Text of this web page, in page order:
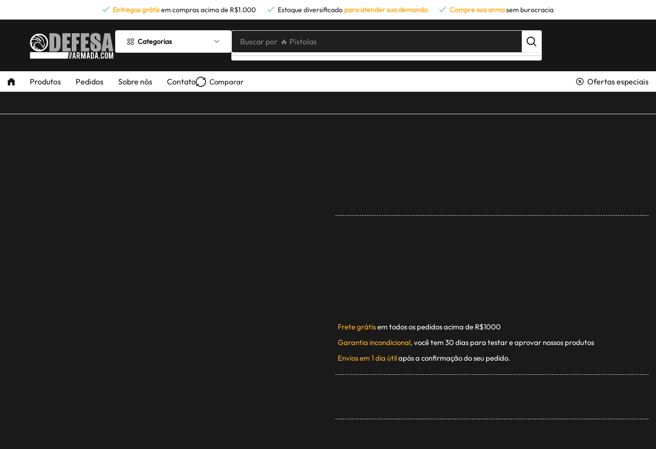
Entregas grátisem compras acima de R$1.000 Estoque diversificado para atender sua demanda Compre sua armasem burocracia
Categorias Buscar por 🔥 Pistolas
Produtos Pedidos Sobre nós Contato Comparar Ofertas especiais
Frete grátisem todos os pedidos acima de R$1000
Garantia incondicional, você tem 30 dias para testar e aprovar nossos produtos
Envios em 1 dia útilapós a confirmação do seu pedido.